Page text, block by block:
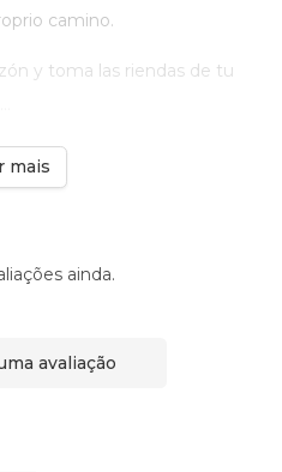
camino.
y toma las riendas de tu
mais
ainda.
avaliação